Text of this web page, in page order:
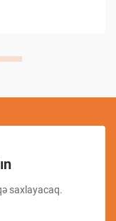
saxlayacaq.